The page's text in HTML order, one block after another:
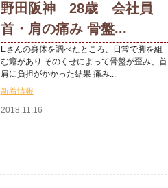
野田阪神 28歳 会社員
首・肩の痛み 骨盤...
Eさんの身体を調べたところ、日常で脚を組
む癖があり そのくせによって骨盤が歪み、首
肩に負担がかかった結果 痛み...
新着情報
2018.11.16